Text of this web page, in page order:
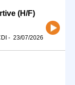
(H/F)
- 23/07/2026